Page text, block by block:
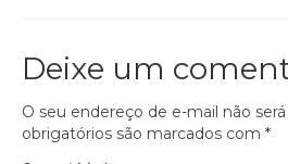
Deixe um
O seu endereço de e-mail não
obrigatórios são marcados com *